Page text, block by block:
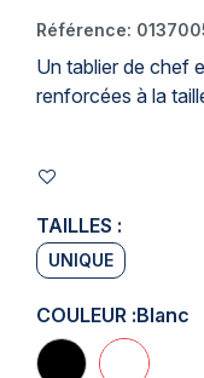
Référence:
Un tablier de chef
renforcées à la
TAILLES :
UNIQUE
COULEUR :Blanc